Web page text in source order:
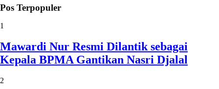
Pos Terpopuler
1
Mawardi Nur Resmi Dilantik sebagai
Kepala BPMA Gantikan Nasri Djalal
2